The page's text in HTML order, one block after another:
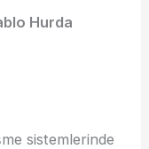
Hurda
sistemlerinde